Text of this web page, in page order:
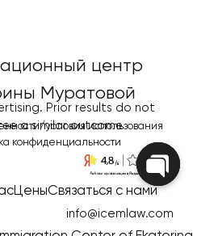
центр
Муратовой
Prior results do not
a similar outcome
условия использования
конфиденциальности
ЦеныСвязаться с нами
info@icemlaw.com
Open